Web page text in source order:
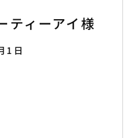
ティーアイ様
1日